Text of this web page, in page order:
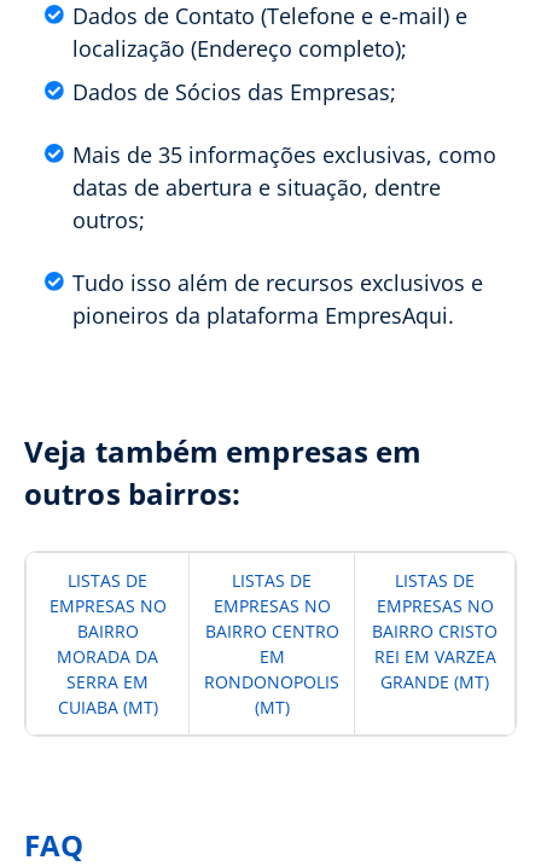
Dados de Contato (Telefone e e-mail) e
localização (Endereço completo);
Dados de Sócios das Empresas;
Mais de 35 informações exclusivas, como
datas de abertura e situação, dentre
outros;
Tudo isso além de recursos exclusivos e
pioneiros da plataforma EmpresAqui.
Veja também empresas em
outros bairros:
LISTAS DE
EMPRESAS NO
BAIRRO
MORADA DA
SERRA EM
CUIABA (MT)
LISTAS DE
EMPRESAS NO
BAIRRO CENTRO
EM
RONDONOPOLIS
(MT)
LISTAS DE
EMPRESAS NO
BAIRRO CRISTO
REI EM VARZEA
GRANDE (MT)
FAQ